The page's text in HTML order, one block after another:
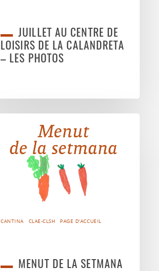
JUILLET AU CENTRE DE
LOISIRS DE LA CALANDRETA
– LES PHOTOS
CANTINA CLAE-CLSH PAGE D'ACCUEIL
MENUT DE LA SETMANA